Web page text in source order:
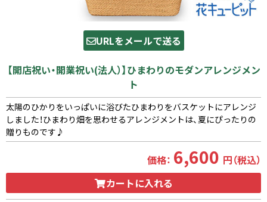
URLをメールで送る
【開店祝い・開業祝い(法人）】ひまわりのモダンアレンジメン
ト
太陽のひかりをいっぱいに浴びたひまわりをバスケットにアレンジ
しました！ひまわり畑を思わせるアレンジメントは、夏にぴったりの
贈りものです♪
価格： 6,600 円（税込）
カートに入れる